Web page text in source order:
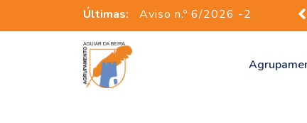
Últimas: Aviso n.º 6/2026 -2